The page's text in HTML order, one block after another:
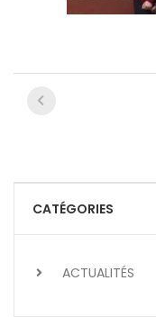
articles
CATÉGORIES
ACTUALITÉS